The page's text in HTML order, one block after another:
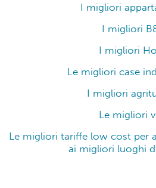
I migliori
I migliori
I migliori
Le migliori case
I migliori
Le migliori
Le migliori tariffe low cost per
ai migliori luoghi